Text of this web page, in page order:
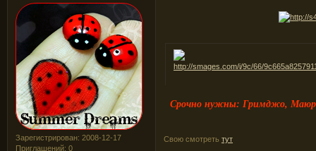
Зарегистрирован: 2008-12-17
Приглашений: 0
Срочно нужны: Гримджо,
Свою смотретьтут